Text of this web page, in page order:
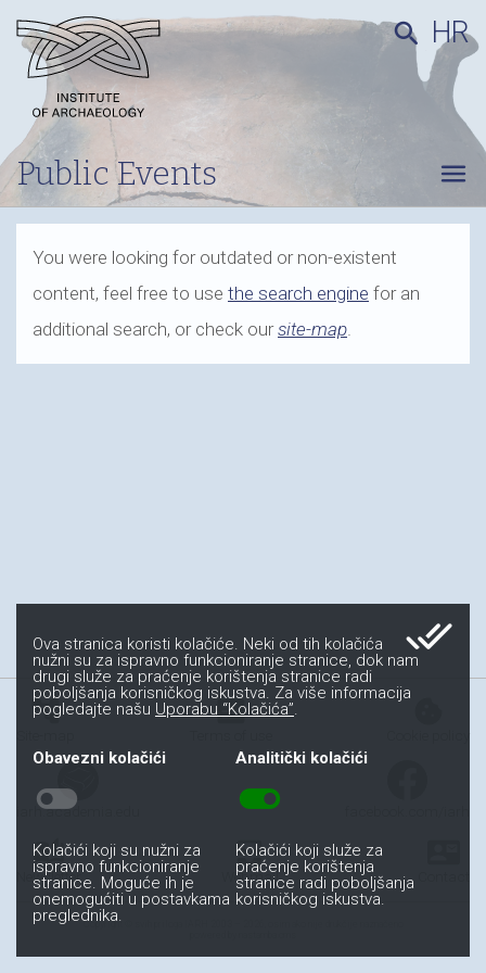
Public Events
search HR
menu
You were looking for outdated or non-existent
content, feel free to use the search engine for an
additional search, or check oursite-map.
account_tree fact_check
iarh.academia.edu
auto_stories
Newsletter
all_inbox
Webmail
Copyright © svih priloga IARH 2003 – 2026, osim ako nije drukčije naznačeno
done_all
Ova stranica koristi kolačiće. Neki od tih kolačića
nužni su za ispravno funkcioniranje stranice, dok nam
drugi služe za praćenje korištenja stranice radi
poboljšanja korisničkog iskustva. Za više informacija
pogledajte našu Uporabu “Kolačića”.
Obavezni kolačići
toggle_off
Kolačići koji su nužni za
ispravno funkcioniranje
stranice. Moguće ih je
onemogućiti u postavkama
preglednika.
Analitički kolačići
toggle_on
Kolačići koji služe za
praćenje korištenja
stranice radi poboljšanja
korisničkog iskustva.